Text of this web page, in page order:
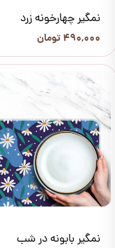
نمگیر چهارخونه زرد
۴۹۰,۰۰۰ تومان
نمگیر بابونه در شب